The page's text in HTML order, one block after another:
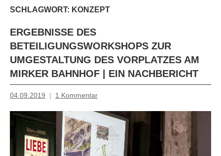
SCHLAGWORT: KONZEPT
ERGEBNISSE DES
BETEILIGUNGSWORKSHOPS ZUR
UMGESTALTUNG DES VORPLATZES AM
MIRKER BAHNHOF | EIN NACHBERICHT
04.09.2019
Mosche
1 Kommentar